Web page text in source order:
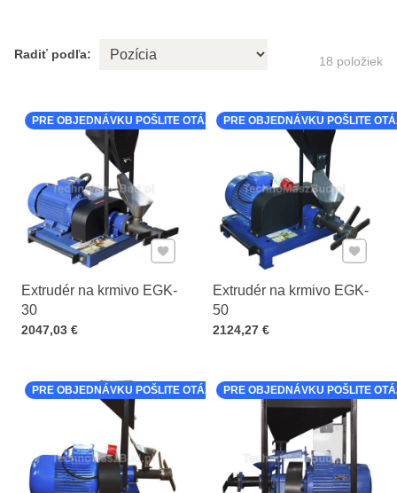
Radiť podľa: 18 položiek
Extrudér na krmivo EGK-
30
Cena s DPH
2047,03 €
PRE OBJEDNÁVKU POŠLITE OTÁZKU K PRODUKTU
Pridať k Obľúbeným
Extrudér na krmivo EGK-
50
Cena s DPH
2124,27 €
PRE OBJEDNÁVKU POŠLITE
Pridať k
PRE OBJEDNÁVKU POŠLITE OTÁZKU K PRODUKTU
PRE OBJEDNÁVKU POŠLITE